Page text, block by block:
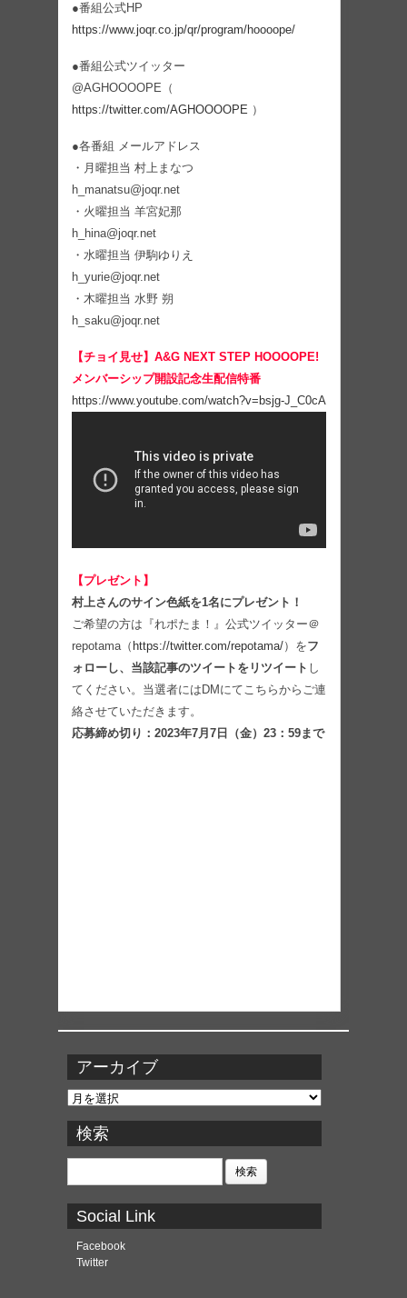
●番組公式HP
https://www.joqr.co.jp/qr/program/hoooope/
●番組公式ツイッター
@AGHOOOOPE（
https://twitter.com/AGHOOOOPE ）
●各番組 メールアドレス
・月曜担当 村上まなつ
h_manatsu@joqr.net
・火曜担当 羊宮妃那
h_hina@joqr.net
・水曜担当 伊駒ゆりえ
h_yurie@joqr.net
・木曜担当 水野 朔
h_saku@joqr.net
【チョイ見せ】A&G NEXT STEP HOOOOPE!
メンバーシップ開設記念生配信特番
https://www.youtube.com/watch?v=bsjg-J_C0cA
【プレゼント】
村上さんのサイン色紙を1名にプレゼント！
ご希望の方は『れポたま！』公式ツイッター＠
repotama（ https://twitter.com/repotama/）をフ
ォローし、当該記事のツイートをリツイート し
てください。当選者にはDMにてこちらからご連
絡させていただきます。
応募締め切り：2023年7月7日（金）23：59まで
アーカイブ
ア
カ
イ
ブ
検索
検
Social Link
Facebook
Twitter